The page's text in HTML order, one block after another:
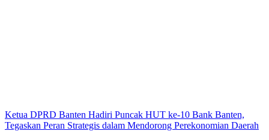
Ketua DPRD Banten Hadiri Puncak HUT ke-10 Bank Banten,
Tegaskan Peran Strategis dalam Mendorong Perekonomian Daerah